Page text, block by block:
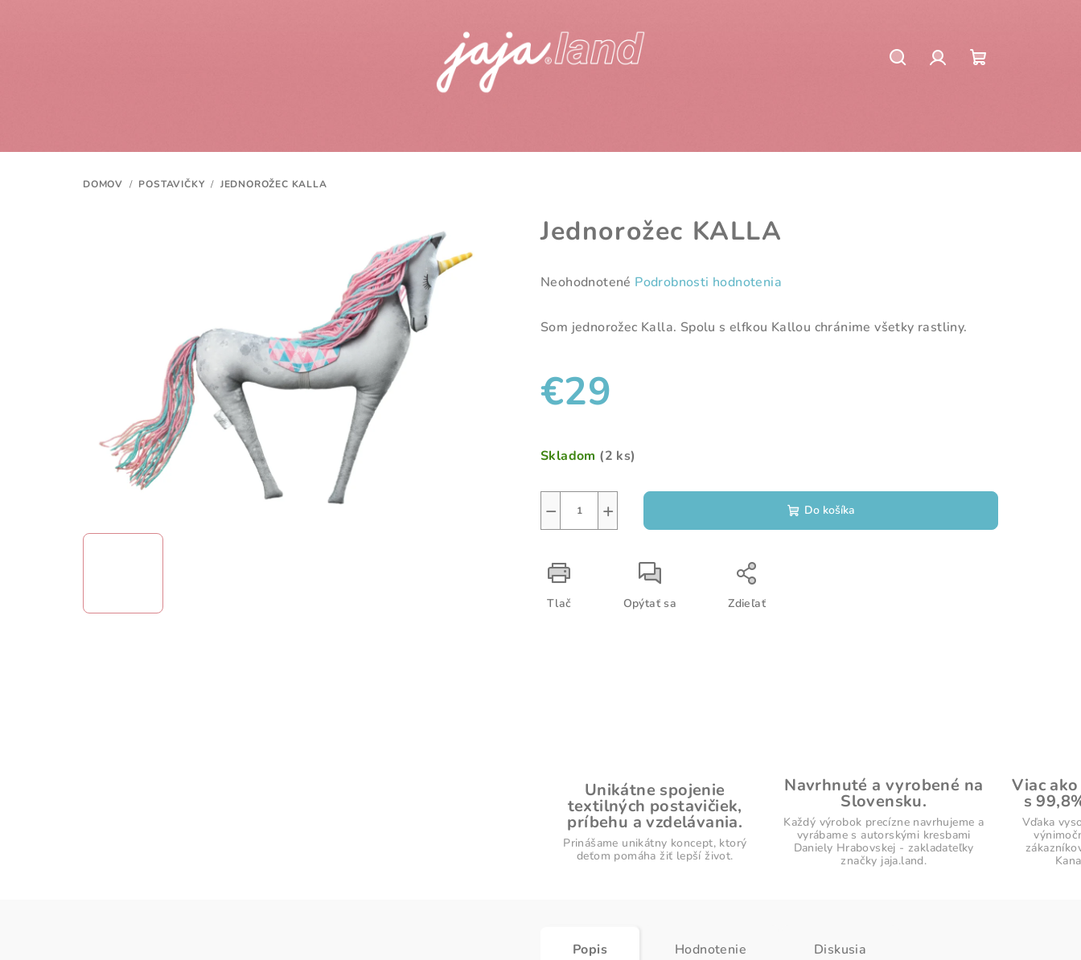
DOMOV / POSTAVIČKY / JEDNOROŽEC KALLA
Jednorožec KALLA
Priemerné
produktu
5
Neohodnotené Podrobnosti hodnotenia
Som jednorožec Kalla. Spolu s elfkou Kallou chránime všetky rastliny.
€29
cena:
Skladom (2 ks)
+
− Do košíka
Tlač Opýtať sa Zdieľať
Unikátne spojenie
textilných postavičiek,
príbehu a vzdelávania.
Prinášame unikátny koncept, ktorý
deťom pomáha žiť lepší život.
Navrhnuté a vyrobené na
Slovensku.
Každý výrobok precízne navrhujeme a
vyrábame s autorskými kresbami
Daniely Hrabovskej - zakladateľky
značky jaja.land.
Viac
s
Vďaka
Popis Hodnotenie Diskusia